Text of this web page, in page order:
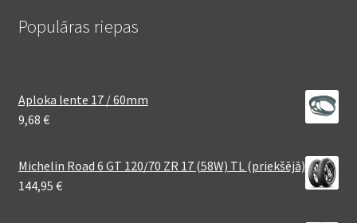
Populāras riepas
Aploka lente 17 / 60mm
9,68 €
Michelin Road 6 GT 120/70 ZR 17 (58W) TL (priekšējā)
144,95 €